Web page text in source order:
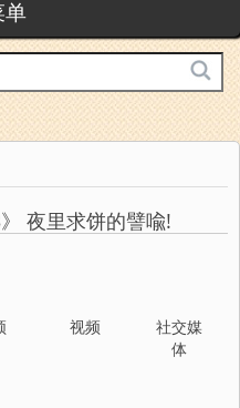
夜里求饼的譬喩!
视频
社交媒
体